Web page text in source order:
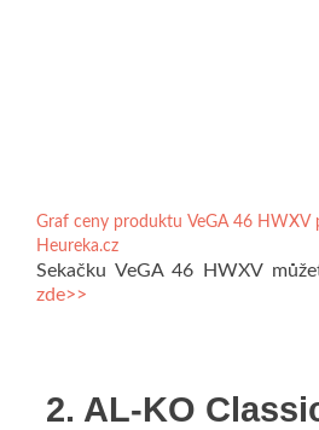
Graf ceny produktu VeGA 46 HWXV
Heureka.cz
Sekačku VeGA 46 HWXV
zde>>
2. AL-KO